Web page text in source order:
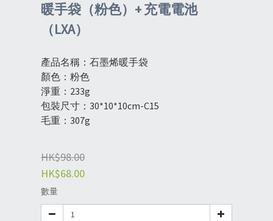
暖手袋（粉色）+ 充電電池
（LXA）
產品名稱：石墨烯暖手袋
顏色：粉色
淨重：233g
包裝尺寸：30*10*10cm-C15
毛重：307g
HK$98.00
HK$68.00
數量